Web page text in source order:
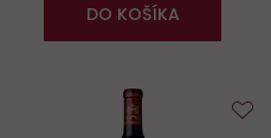
DO KOŠÍKA